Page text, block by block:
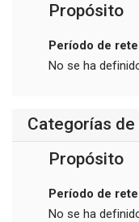
Propósito
Período de
No se ha
Categorías
Propósito
Período de
No se ha